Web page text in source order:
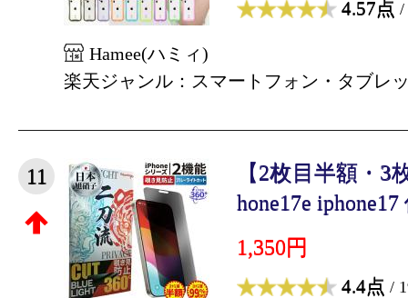
4.57点 /
Hamee(ハミィ)
楽天ジャンル：スマートフォン・タブレ
11
【2枚目半額・3
hone17e iphone17
1,350円
4.4点 /